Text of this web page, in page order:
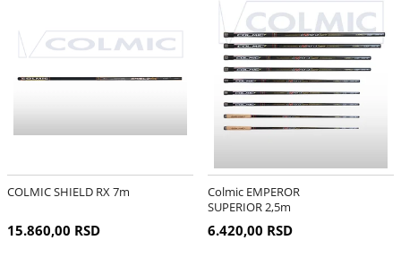
COLMIC SHIELD RX 7m
15.860,00 RSD
Colmic EMPEROR
SUPERIOR 2,5m
6.420,00 RSD